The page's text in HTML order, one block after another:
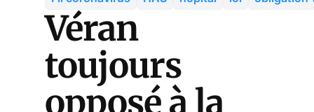
Véran
toujours
opposé à la